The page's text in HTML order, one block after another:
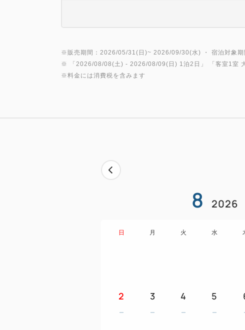
※販売期間：2026/05/31(日)~ 2026/09/30(水) ・ 宿泊対象
※ 「 2026/08/08(土) - 2026/08/09(日) 1泊2日 」 「 客室1室
※料金には消費税を含みます
8 2026
日 月 火 水
2 3 4 5